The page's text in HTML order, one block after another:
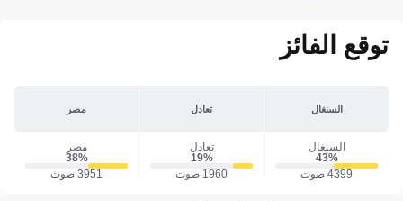
توقع الفائز
السنغال تعادل مصر
السنغال
43‎%‎
4399 صوت
تعادل
19‎%‎
1960 صوت
مصر
38‎%‎
3951 صوت